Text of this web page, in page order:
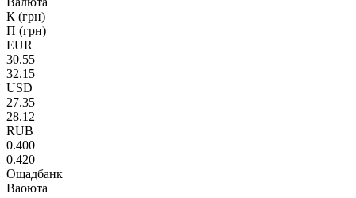
К (грн)
П (грн)
EUR
30.55
32.15
USD
27.35
28.12
RUB
0.400
0.420
Ощадбанк
Ваоюта